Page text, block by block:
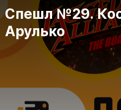
Спешл №29.
Арулько